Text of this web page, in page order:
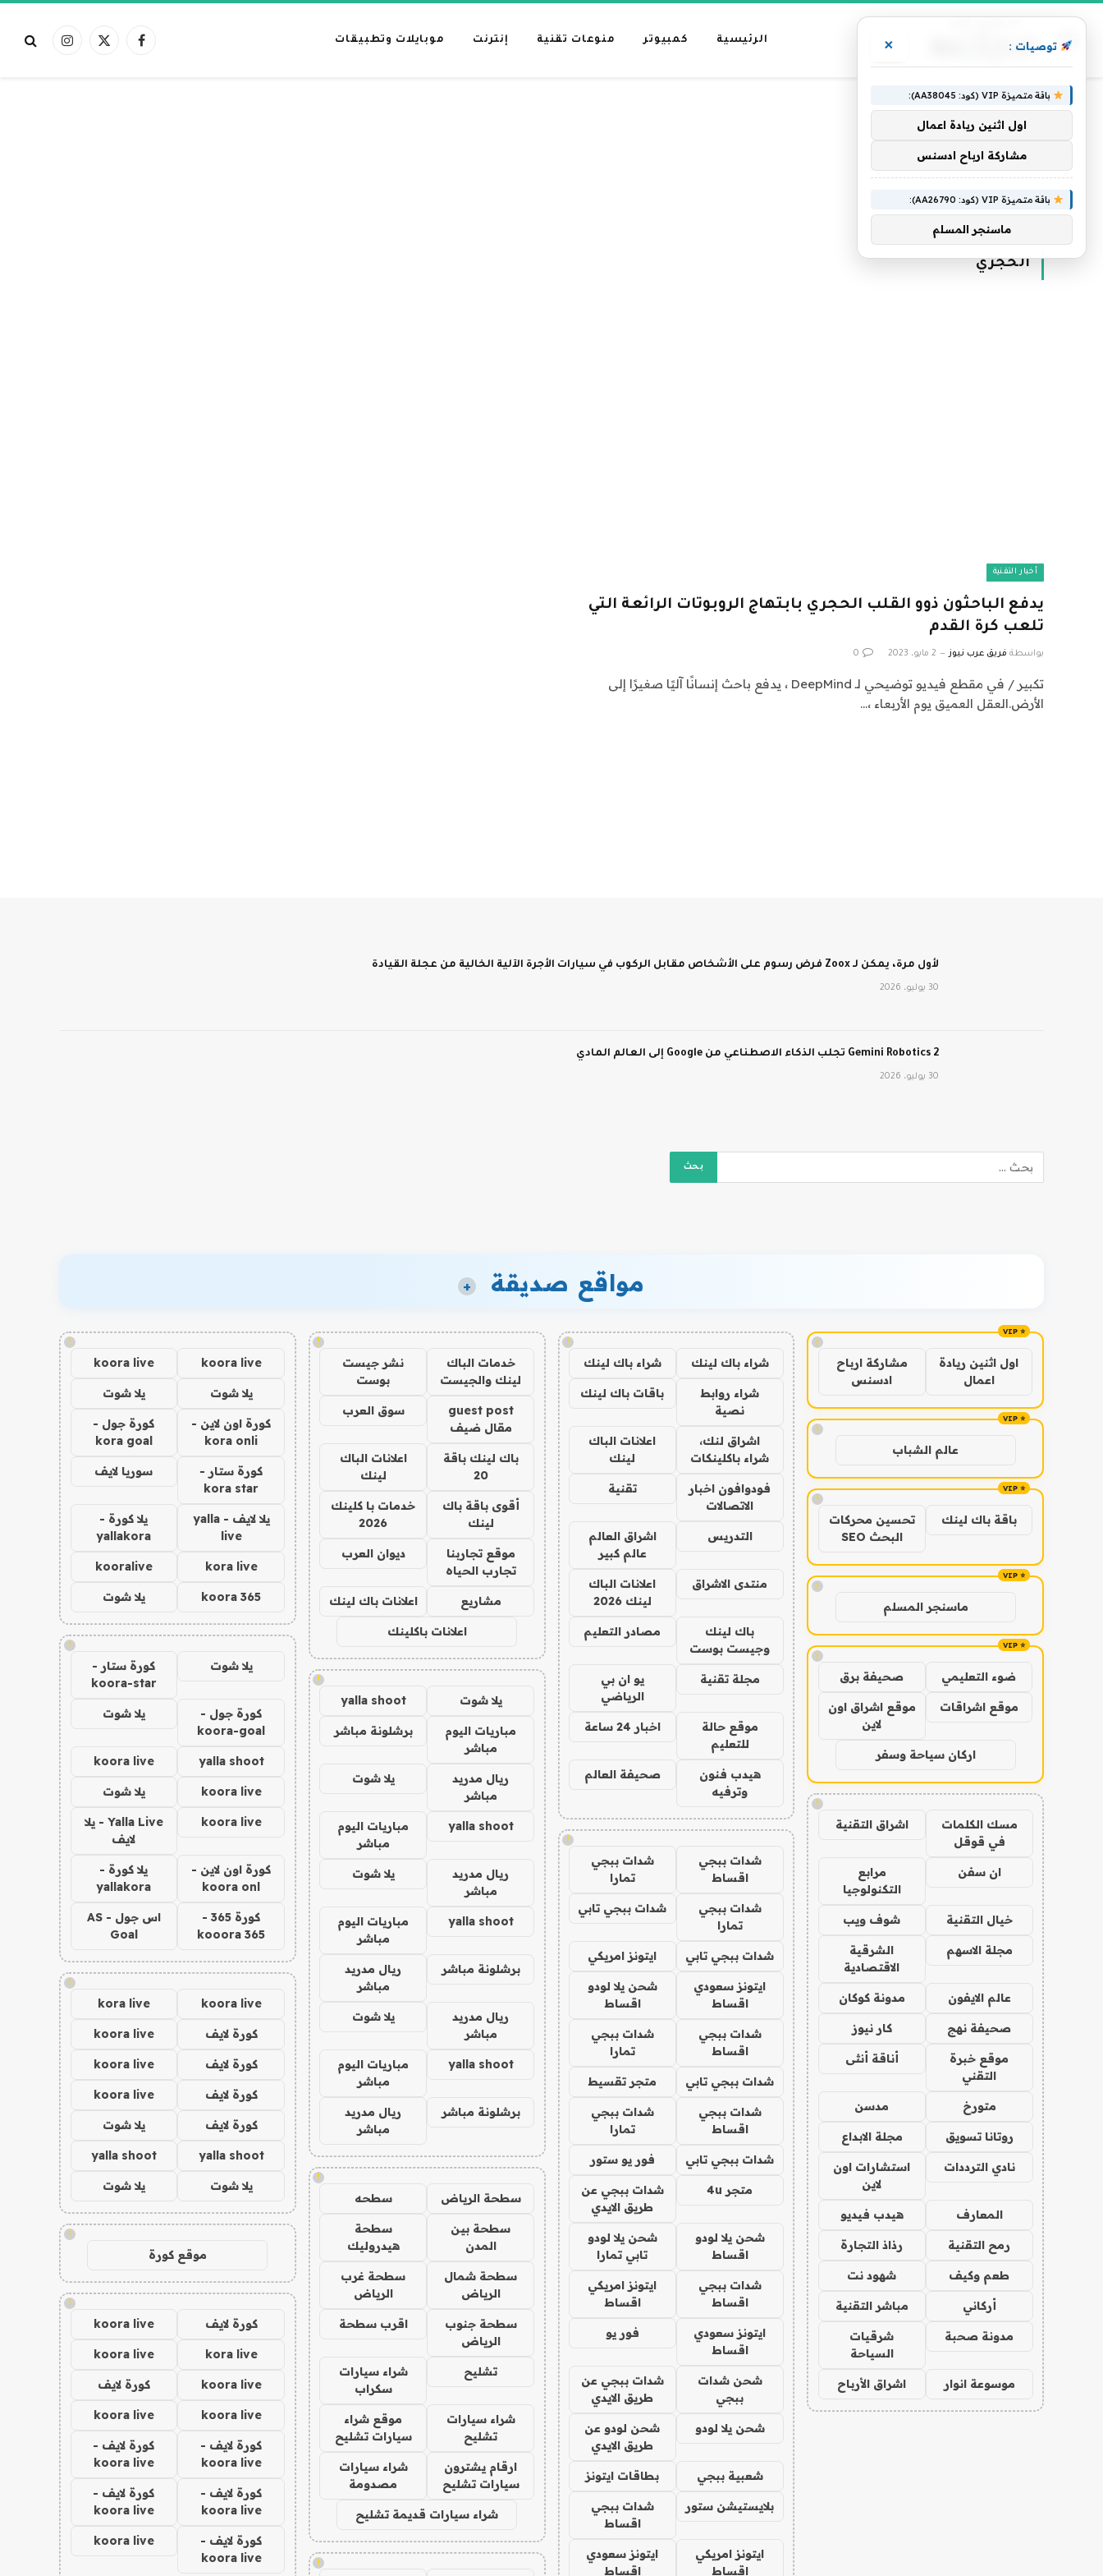
الرئيسية كمبيوتر منوعات تقنية إنترنت موبايلات وتطبيقات فيسبوكX
الانستغرام
الرئيسية»الحجري
الحجري
أخبار التقنية
يدفع الباحثون ذوو القلب الحجري بابتهاج الروبوتات الرائعة التي
تلعب كرة القدم
بواسطة فريق عرب نيوز 2 مايو، 2023 0
تكبير / في مقطع فيديو توضيحي لـ DeepMind ، يدفع باحث إنسانًا آليًا صغيرًا إلى
الأرض.العقل العميق يوم الأربعاء ،…
لأول مرة، يمكن لـ Zoox فرض رسوم على الأشخاص مقابل الركوب في سيارات الأجرة الآلية الخالية من عجلة القيادة
30 يوليو، 2026
Gemini Robotics 2 تجلب الذكاء الاصطناعي من Google إلى العالم المادي
30 يوليو، 2026
مواقع صديقة +
!
اول اثنين ريادة
اعمال
مشاركة ارباح
ادسنس
!
عالم الشباب
!
باقة باك لينك
تحسين محركات
البحث SEO
!
ماسنجر المسلم
!
ضوء التعليمي صحيفة برق
موقع اشراقات
موقع اشراق اون
لاين
اركان سياحة وسفر
!
مسك الكلمات
في قوقل
اشراق التقنية
ان سفن
مرابع
التكنولوجيا
خيال التقنية شوف ويب
مجلة الاسهم
الشرقية
الاقتصادية
عالم الايفون مدونة كوكان
صحيفة نهج كار نيوز
موقع خبرة
التقني
أناقة أنثى
متورخ مدسن
روتانا تسويق مجلة الابداع
نادي الترددات
استشارات اون
لاين
المعارف هيدب فيديو
رمح التقنية رذاذ التجارة
طعم وكيف شهود نت
أركاني مباشر التقنية
مدونة صحبة
شرقيات
السياحة
موسوعة انوار اشراق الأرباح
!
شراء باك لينك شراء باك لينك
شراء روابط
نصية
باقات باك لينك
اشراق لنك،
شراء باكلينكات
اعلانات الباك
لينك
فودوافون اخبار
الاتصالات
تقنية
التدريس
اشراق العالم
عالم كبير
منتدى الاشراق
اعلانات الباك
لينك 2026
باك لينك
وجيست بوست
مصادر التعليم
مجلة تقنية
يو ان بي
الرياضي
موقع حالة
للتعليم
اخبار 24 ساعة
هيدب فنون
وترفيه
صحيفة العالم
!
شدات ببجي
اقساط
شدات ببجي
تمارا
شدات ببجي
تمارا
شدات ببجي تابي
شدات ببجي تابي ايتونز امريكي
ايتونز سعودي
اقساط
شحن يلا لودو
اقساط
شدات ببجي
اقساط
شدات ببجي
تمارا
شدات ببجي تابي متجر تقسيط
شدات ببجي
اقساط
شدات ببجي
تمارا
شدات ببجي تابي فور يو ستور
متجر 4u
شدات ببجي عن
طريق الايدي
شحن يلا لودو
اقساط
شحن يلا لودو
تابي تمارا
شدات ببجي
اقساط
ايتونز امريكي
اقساط
ايتونز سعودي
اقساط
فور يو
شحن شدات
ببجي
شدات ببجي عن
طريق الايدي
شحن يلا لودو
شحن لودو عن
طريق الايدي
شعبية ببجي بطاقات ايتونز
بلايستيشن ستور
شدات ببجي
اقساط
ايتونز امريكي
اقساط
ايتونز سعودي
اقساط
!
خدمات الباك
لينك والجيست
نشر جيست
بوست
guest post
مقال ضيف
سوق العرب
باك لينك باقة
20
اعلانات الباك
لينك
أقوى باقة باك
لينك
خدمات با كلينك
2026
موقع تجاربنا
تجارب الحياه
ديوان العرب
مشاريع اعلانات باك لينك
اعلانات باكلينك
!
يلا شوت yalla shoot
مباريات اليوم
مباشر
برشلونة مباشر
ريال مدريد
مباشر
يلا شوت
yalla shoot
مباريات اليوم
مباشر
ريال مدريد
مباشر
يلا شوت
yalla shoot
مباريات اليوم
مباشر
برشلونة مباشر
ريال مدريد
مباشر
ريال مدريد
مباشر
يلا شوت
yalla shoot
مباريات اليوم
مباشر
برشلونة مباشر
ريال مدريد
مباشر
!
سطحة الرياض سطحه
سطحة بين
المدن
سطحة
هيدروليك
سطحة شمال
الرياض
سطحة غرب
الرياض
سطحة جنوب
الرياض
اقرب سطحة
تشليح
شراء سيارات
سكراب
شراء سيارات
تشليح
موقع شراء
سيارات تشليح
ارقام يشترون
سيارات تشليح
شراء سيارات
مصدومة
شراء سيارات قديمة تشليح
!
!
koora live
koora live
يلا شوت يلا شوت
كورة اون لاين -
kora onli
كورة جول -
kora goal
كورة ستار -
kora star
سوريا لايف
يلا لايف - yalla
live
يلا كورة -
yallakora
kora live
kooralive
koora 365 يلا شوت
!
يلا شوت
كورة ستار -
koora-star
كورة جول -
koora-goal
يلا شوت
yalla shoot
koora live
koora live يلا شوت
koora live
Yalla Live - يلا
لايف
كورة اون لاين -
koora onl
يلا كورة -
yallakora
كورة 365 -
kooora 365
اس جول - AS
Goal
!
koora live
kora live
كورة لايف koora live
كورة لايف koora live
كورة لايف koora live
كورة لايف يلا شوت
yalla shoot
yalla shoot
يلا شوت يلا شوت
!
موقع كورة
!
كورة لايف koora live
kora live
koora live
koora live كورة لايف
koora live
koora live
كورة لايف -
koora live
كورة لايف -
koora live
كورة لايف -
koora live
كورة لايف -
koora live
كورة لايف -
koora live
koora live
توصيات : ×
باقة متميزة VIP (كود: AA38045):
اول اثنين ريادة اعمال
مشاركة ارباح ادسنس
باقة متميزة VIP (كود: AA26790):
ماسنجر المسلم